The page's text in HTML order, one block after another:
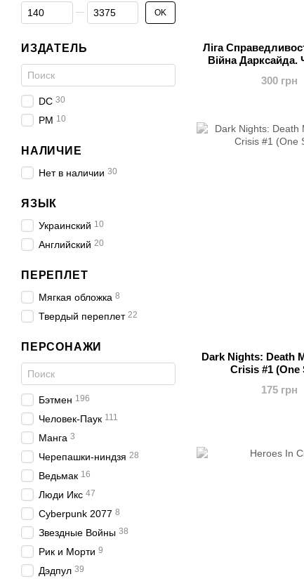
Ліга
Війна Дарксайда.
300 грн
Dark Nights: Death
Crisis #1 (One
175 грн
От Цена, грн
До Цена, грн OK
ИЗДАТЕЛЬ
DC 30
РМ 10
НАЛИЧИЕ
Нет в наличии 30
ЯЗЫК
Украинский 10
Английский 20
ПЕРЕПЛЕТ
Мягкая обложка 8
Твердый переплет 22
ПЕРСОНАЖИ
Бэтмен 196
Человек-Паук 111
Манга 3
Черепашки-ниндзя 28
Ведьмак 16
Люди Икс 47
Cyberpunk 2077 8
Звездные Войны 38
Рик и Морти 9
Дэдпул 39